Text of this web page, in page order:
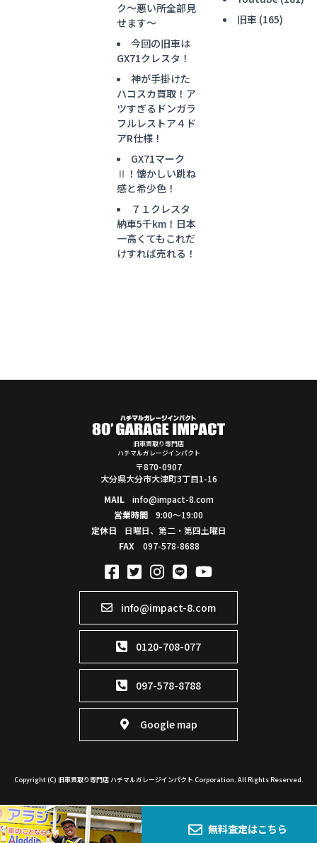
ク〜悪い所全部見
せます〜
今回の旧車は
GX71クレスタ！
神が手掛けた
ハコスカ買取！ア
ツすぎるドンガラ
フルレストア４ド
アR仕様！
GX71マーク
Ⅱ！懐かしい跳ね
感と希少色！
７１クレスタ
納車5千km！日本
一高くてもこれだ
けすれば売れる！
旧車 (165)
旧車買取り専門店
ハチマルガレージインパクト
〒870-0907
大分県大分市大津町3丁目1-16
MAIL
info@impact-8.com
営業時間
9:00～19:00
定休日
日曜日、第二・第四土曜日
FAX
097-578-8688
info@impact-8.com
0120-708-077
097-578-8788
Google map
Copyright (C) 旧車買取り専門店 ハチマルガレージインパクト Corporation. All Rights Reserved.
無料査定はこちら